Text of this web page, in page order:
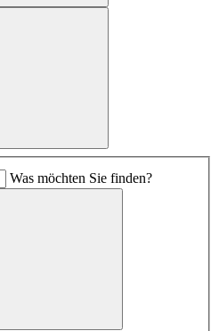
Was möchten Sie finden?